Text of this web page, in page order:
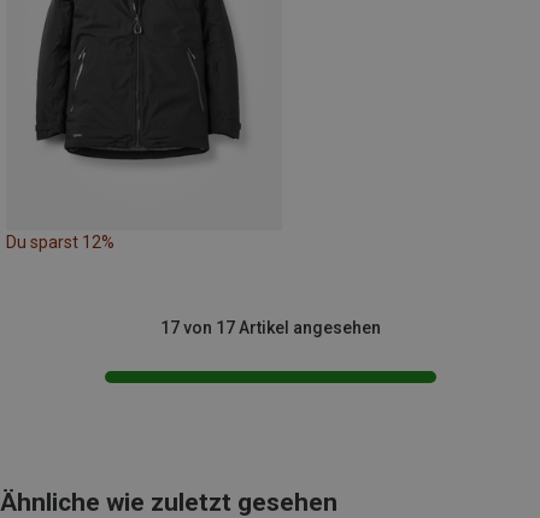
Du sparst 12%
17 von 17 Artikel angesehen
Ähnliche wie zuletzt gesehen